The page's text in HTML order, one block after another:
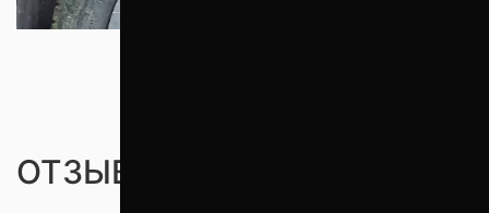
ОТЗЫВЫ ПОКУПАТЕЛЕЙ (0)